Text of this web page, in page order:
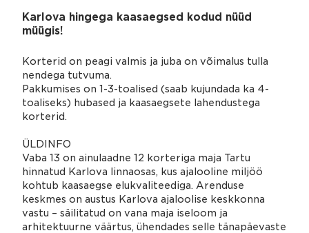
Karlova hingega kaasaegsed kodud nüüd
müügis!
Korterid on peagi valmis ja juba on võimalus tulla
nendega tutvuma.
Pakkumises on 1-3-toalised (saab kujundada ka 4-
toaliseks) hubased ja kaasaegsete lahendustega
korterid.
ÜLDINFO
Vaba 13 on ainulaadne 12 korteriga maja Tartu
hinnatud Karlova linnaosas, kus ajalooline miljöö
kohtub kaasaegse elukvaliteediga. Arenduse
keskmes on austus Karlova ajaloolise keskkonna
vastu – säilitatud on vana maja iseloom ja
arhitektuurne väärtus, ühendades selle tänapäevaste